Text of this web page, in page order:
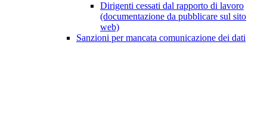
Dirigenti cessati dal rapporto di lavoro
(documentazione da pubblicare sul sito
web)
Sanzioni per mancata comunicazione dei dati